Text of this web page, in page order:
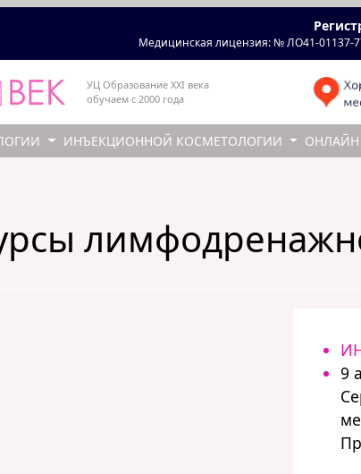
Медицинская лицензия: № ЛО41-01137-
УЦ Образование XXI века
обучаем с 2000 года
ИНЪЕКЦИОННОЙ КОСМЕТОЛОГИИ ОНЛАЙН
9